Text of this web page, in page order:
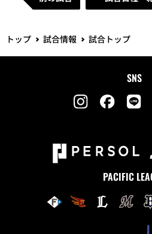
トップ 試合情報 試合トップ
SNS
PACIFIC